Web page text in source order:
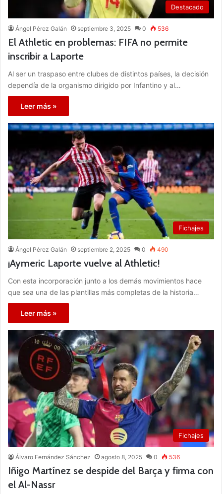
Destacado
Ángel Pérez Galán septiembre 3, 2025 0 536
El Athletic en problemas: FIFA no permite
inscribir a Laporte
Al ser un traspaso entre clubes de distintos países, la decisión
dependía de la organismo dirigido por Infantino y al…
Leer más »
Fichajes
Ángel Pérez Galán septiembre 2, 2025 0 490
¡Aymeric Laporte vuelve al Athletic!
Con esta incorporación junto a los demás movimientos hace
que sea una de las plantillas más completas de la historia…
Leer más »
Fichajes
Álvaro Fernández Sánchez agosto 8, 2025 0 536
Iñigo Martínez se despide del Barça y firma con
el Al-Nassr